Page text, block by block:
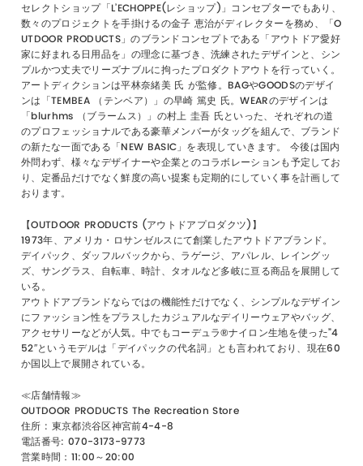
セレクトショップ「L’ECHOPPE(レショップ)」コンセプターでもあり、
数々のプロジェクトを手掛けるの金子 恵治がディレクターを務め、「O
UTDOOR PRODUCTS」のブランドコンセプトである「アウトドア愛好
家に好まれる日用品を」の理念に基づき、洗練されたデザインと、シン
プルかつ丈夫でリーズナブルに拘ったプロダクトアウトを行っていく。
アートディクションは平林奈緒美 氏 が監修。BAGやGOODSのデザイ
ンは「TEMBEA （テンベア）」の早崎 篤史 氏。WEARのデザインは
「blurhms （ブラームス）」の村上 圭吾 氏といった、それぞれの道
のプロフェッショナルである豪華メンバーがタッグを組んで、ブランド
の新たな一面である「NEW BASIC」を表現していきます。 今後は国内
外問わず、様々なデザイナーや企業とのコラボレーションも予定してお
り、定番品だけでなく鮮度の高い提案も定期的にしていく事を計画して
おります。
【OUTDOOR PRODUCTS (アウトドアプロダクツ)】
1973年、アメリカ・ロサンゼルスにて創業したアウトドアブランド。
デイパック、ダッフルバックから、ラゲージ、アパレル、レイングッ
ズ、サングラス、自転車、時計、タオルなど多岐に亘る商品を展開して
いる。
アウトドアブランドならではの機能性だけでなく、シンプルなデザイン
にファッション性をプラスしたカジュアルなデイリーウェアやバッグ、
アクセサリーなどが人気。中でもコーデュラ®ナイロン生地を使った”4
52″というモデルは「デイパックの代名詞」とも言われており、現在60
か国以上で展開されている。
≪店舗情報≫
OUTDOOR PRODUCTS The Recreation Store
住所 : 東京都渋谷区神宮前4-4-8
電話番号: 070-3173-9773
営業時間：11:00～20:00